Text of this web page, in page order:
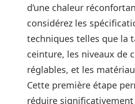
d’une chaleur
considérez les
techniques telles que la
ceinture, les niveaux de
réglables, et les
Cette première étape
réduire